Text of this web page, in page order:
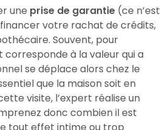
une prise de garantie (ce n’est
votre rachat de crédits,
Souvent, pour
corresponde à la valeur qui a
se déplace alors chez le
que la maison soit en
visite, l’expert réalise un
donc combien il est